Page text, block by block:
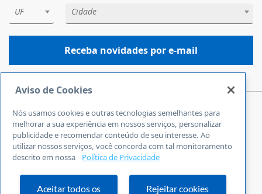
Central de Atendimento
0800 570 0800
24 horas por dia
Fale Conosco
Ouvidoria
UF Cidade
Receba novidades por e-mail
Aviso de Cookies
Nós usamos cookies e outras tecnologias semelhantes para
melhorar a sua experiência em nossos serviços, personalizar
publicidade e recomendar conteúdo de seu interesse. Ao
utilizar nossos serviços, você concorda com tal monitoramento
descrito em nossa
Política de Privacidade
Aceitar todos os Rejeitar cookies